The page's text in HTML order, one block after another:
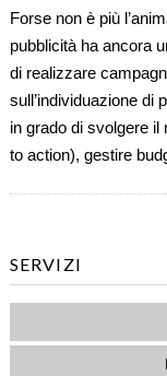
Forse non è più
pubblicità ha ancora
di realizzare
sull’individuazione di
in grado di svolgere
to action), gestire
SERVIZI